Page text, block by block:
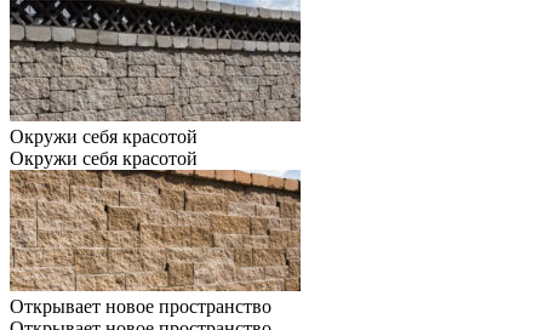
Окружи себя красотой
Окружи себя красотой
Открывает новое пространство